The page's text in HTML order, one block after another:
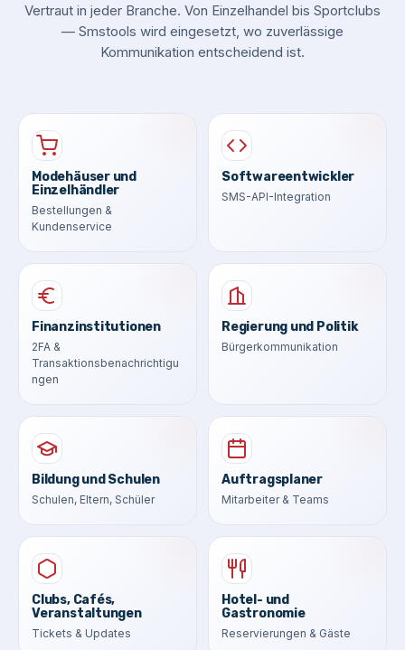
Vertraut in jeder Branche. Von Einzelhandel bis Sportclubs
— Smstools wird eingesetzt, wo zuverlässige
Kommunikation entscheidend ist.
Modehäuser und
Einzelhändler
Bestellungen &
Kundenservice
Softwareentwickler
SMS-API-Integration
Finanzinstitutionen
2FA &
Transaktionsbenachrichtigu
ngen
Regierung und Politik
Bürgerkommunikation
Bildung und Schulen
Schulen, Eltern, Schüler
Auftragsplaner
Mitarbeiter & Teams
Clubs, Cafés,
Veranstaltungen
Tickets & Updates
Hotel- und
Gastronomie
Reservierungen & Gäste